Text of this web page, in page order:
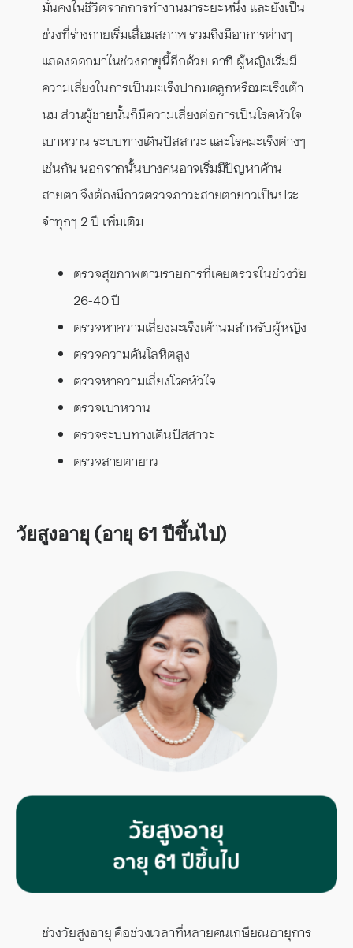
มั่นคงในชีวิตจากการทำงานมาระยะหนึ่ง และยังเป็น
ช่วงที่ร่างกายเริ่มเสื่อมสภาพ รวมถึงมีอาการต่างๆ
แสดงออกมาในช่วงอายุนี้อีกด้วย อาทิ ผู้หญิงเริ่มมี
ความเสี่ยงในการเป็นมะเร็งปากมดลูกหรือมะเร็งเต้า
นม ส่วนผู้ชายนั้นก็มีความเสี่ยงต่อการเป็นโรคหัวใจ
เบาหวาน ระบบทางเดินปัสสาวะ และโรคมะเร็งต่างๆ
เช่นกัน นอกจากนั้นบางคนอาจเริ่มมีปัญหาด้าน
สายตา จึงต้องมีการตรวจภาวะสายตายาวเป็นประ
จำทุกๆ 2 ปี เพิ่มเติม
ตรวจสุขภาพตามรายการที่เคยตรวจในช่วงวัย
26-40 ปี
ตรวจหาความเสี่ยงมะเร็งเต้านมสำหรับผู้หญิง
ตรวจความดันโลหิตสูง
ตรวจหาความเสี่ยงโรคหัวใจ
ตรวจเบาหวาน
ตรวจระบบทางเดินปัสสาวะ
ตรวจสายตายาว
วัยสูงอายุ (อายุ 61 ปีขึ้นไป)
ช่วงวัยสูงอายุ คือช่วงเวลาที่หลายคนเกษียณอายุการ